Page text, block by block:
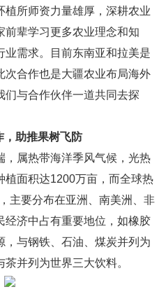
所师资力量雄厚，深耕农业
前辈学习更多农业理念和知
需求。目前东南亚和拉美是
次合作也是大疆农业布局海外
们与合作伙伴一道共同去探
，助推果树飞防
，属热带海洋季风气候，光热
植面积达1200万亩，而全球热
主要分布在亚洲、南美洲、非
经济中占有重要地位，如橡胶
，与钢铁、石油、煤炭并列为
并列为世界三大饮料。